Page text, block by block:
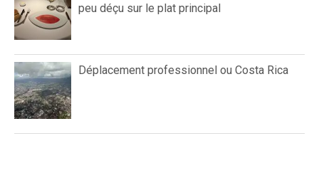
peu déçu sur le plat principal
Déplacement professionnel ou Costa Rica